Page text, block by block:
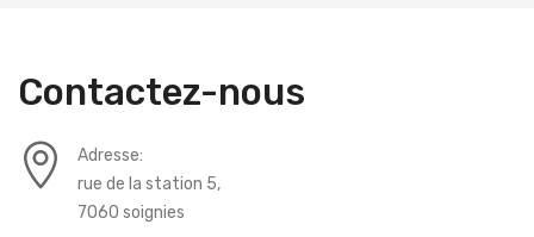
Contactez-nous
Adresse:
rue de la station 5,
7060 soignies